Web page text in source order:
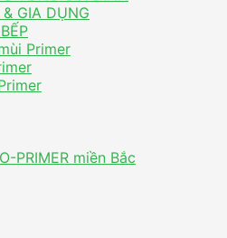
GIA DỤNG
Primer
PRIMER miền Bắc